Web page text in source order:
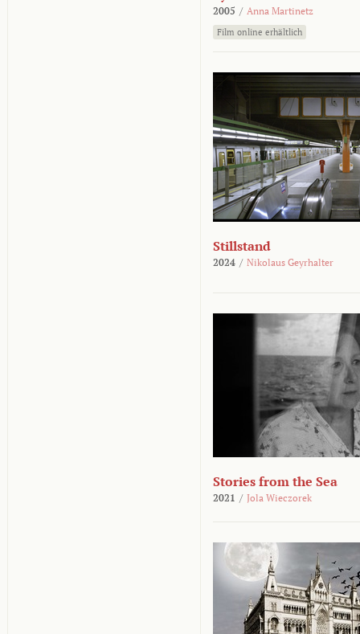
2005 / Anna Martinetz
Film online erhältlich
Stillstand
2024 / Nikolaus Geyrhalter
Stories from the Sea
2021 / Jola Wieczorek